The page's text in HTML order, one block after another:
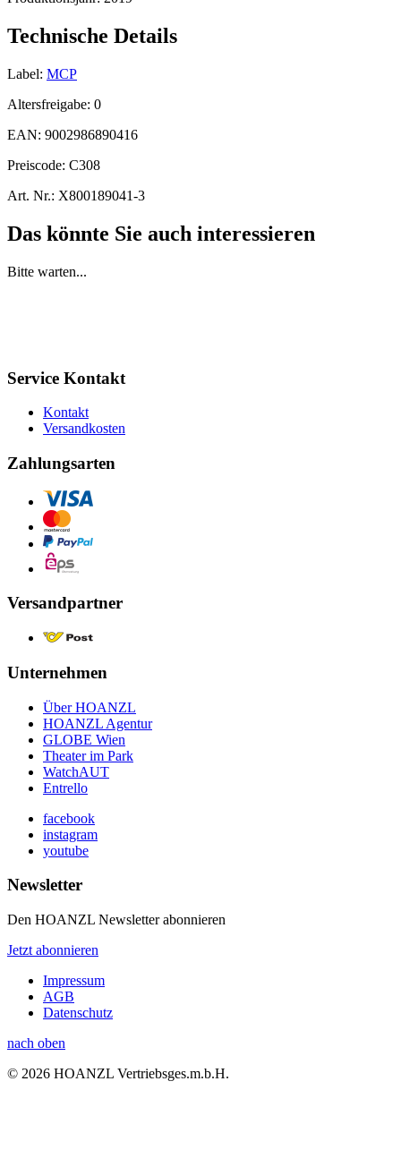
Technische Details
Label: MCP
Altersfreigabe: 0
EAN: 9002986890416
Preiscode: C308
Art. Nr.: X800189041-3
Das könnte Sie auch interessieren
Bitte warten...
Service Kontakt
Kontakt
Versandkosten
Zahlungsarten
Versandpartner
Unternehmen
Über HOANZL
HOANZL Agentur
GLOBE Wien
Theater im Park
WatchAUT
Entrello
facebook
instagram
youtube
Newsletter
Den HOANZL Newsletter abonnieren
Jetzt abonnieren
Impressum
AGB
Datenschutz
nach oben
© 2026 HOANZL Vertriebsges.m.b.H.